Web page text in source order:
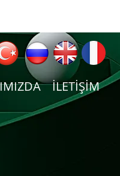
İLETİŞİM